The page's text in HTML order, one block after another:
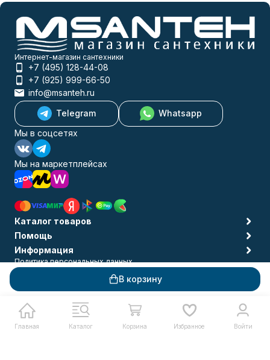
В корзину
Главная Каталог Корзина Избранное Войти
Интернет-магазин сантехники
+7 (495) 128-44-08
+7 (925) 999-66-50
info@msanteh.ru
Telegram
Whatsapp
Мы в соцсетях
Мы на маркетплейсах
Каталог товаров
Помощь
Информация
Политика персональных данных
© 2009-2026 MSANTEH